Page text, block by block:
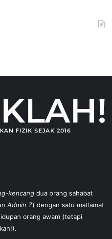
kencang dua orang sahabat
Admin Z) dengan satu matlamat
orang awam (tetapi